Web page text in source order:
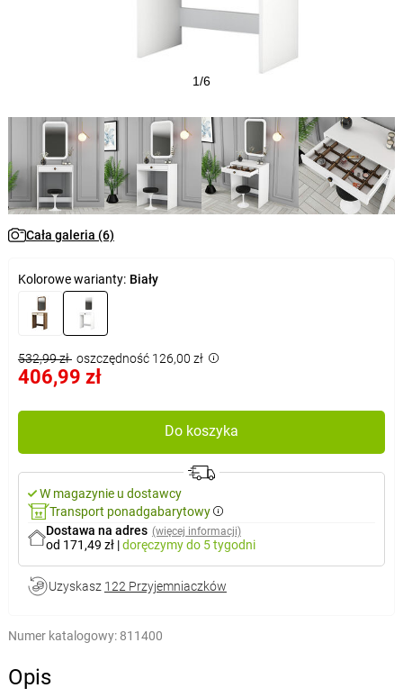
1/6
Cała galeria (6)
Kolorowe warianty: Biały
532,99 zł oszczędność 126,00 zł
406,99 zł
Do koszyka
W magazynie u dostawcy
Transport ponadgabarytowy
Dostawa na adres (więcej informacji)
od 171,49 zł |doręczymydo 5 tygodni
Uzyskasz 122 Przyjemniaczków
Numer katalogowy: 811400
Opis